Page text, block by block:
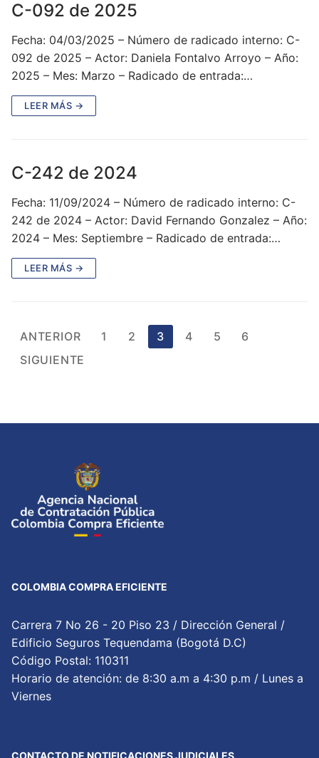
C-092 de 2025
Fecha: 04/03/2025 – Número de radicado interno: C-
092 de 2025 – Actor: Daniela Fontalvo Arroyo – Año:
2025 – Mes: Marzo – Radicado de entrada:…
LEER MÁS →
C-242 de 2024
Fecha: 11/09/2024 – Número de radicado interno: C-
242 de 2024 – Actor: David Fernando Gonzalez – Año:
2024 – Mes: Septiembre – Radicado de entrada:…
LEER MÁS →
Paginación
de
ANTERIOR 1 2 3 4 5
6
SIGUIENTE
COLOMBIA COMPRA EFICIENTE
Carrera 7 No 26 - 20 Piso 23 / Dirección General /
Edificio Seguros Tequendama (Bogotá D.C)
Código Postal: 110311
Horario de atención: de 8:30 a.m a 4:30 p.m / Lunes a
Viernes